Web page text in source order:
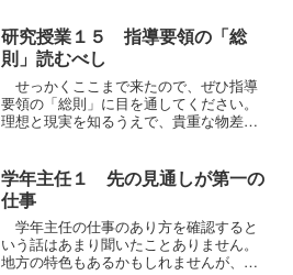
研究授業１５ 指導要領の「総
則」読むべし
せっかくここまで来たので、ぜひ指導
要領の「総則」に目を通してください。
理想と現実を知るうえで、貴重な物差し
学年主任１ 先の見通しが第一の
仕事
学年主任の仕事のあり方を確認すると
いう話はあまり聞いたことありません。
地方の特色もあるかもしれませんが、一